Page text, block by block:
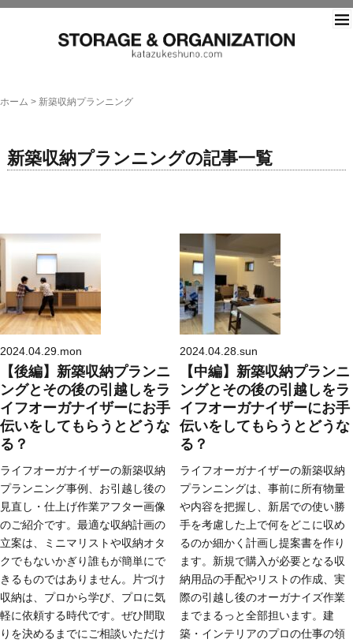
ホーム > 新築収納プランニング
新築収納プランニングの記事一覧
2024.04.29.mon
【後編】新築収納プランニ
ングとその後の引越しをラ
イフオーガナイザーにお手
伝いをしてもらうとどうな
る？
ライフオーガナイザーの新築収納
プランニング事例、お引越し後の
見直し・仕上げ作業アフター画像
のご紹介です。最適な収納計画の
立案は、ミニマリストや収納オタ
クでもないかぎり誰もが簡単にで
きるものではありません。片づけ
収納は、プロから学び、プロに気
軽に依頼する時代です。ぜひ間取
りを決めるまでにご相談いただけ
2024.04.28.sun
【中編】新築収納プランニ
ングとその後の引越しをラ
イフオーガナイザーにお手
伝いをしてもらうとどうな
る？
ライフオーガナイザーの新築収納
プランニングは、事前に所有物量
や内容を把握し、新居での使い勝
手を考慮した上で何をどこに収め
るのか細かく計画し提案書を作り
ます。新規で購入が必要となる収
納用品の手配やリストの作成、実
際の引越し後のオーガナイズ作業
までまるっと全部担います。建
築・インテリアのプロの仕事の領